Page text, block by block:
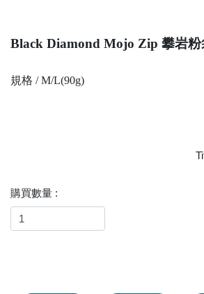
Black Diamond Mojo Zip 攀岩粉
規格 / M/L(90g)
購買數量 :